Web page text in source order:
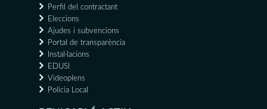
Perfil del contractant
Eleccions
Ajudes i subvencions
Portal de transparència
Instal·lacions
EDUSI
Videoplens
Policia Local